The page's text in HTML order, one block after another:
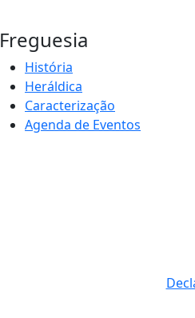
Freguesia
História
Heráldica
Caracterização
Agenda de Eventos